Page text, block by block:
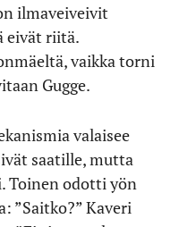
ilmaveiveivit
eivät riitä.
vaikka torni
Gugge.
valaisee
saatille, mutta
Toinen odotti yön
”Saitko?” Kaveri